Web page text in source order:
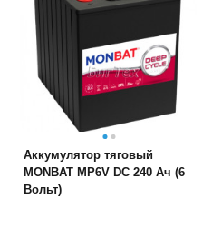
Аккумулятор тяговый
MONBAT MP6V DC 240 Ач (6
Вольт)